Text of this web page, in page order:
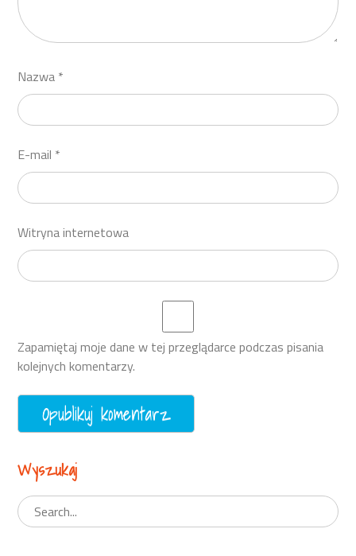
Nazwa *
E-mail *
Witryna internetowa
Zapamiętaj moje dane w tej przeglądarce podczas pisania
kolejnych komentarzy.
Wyszukaj